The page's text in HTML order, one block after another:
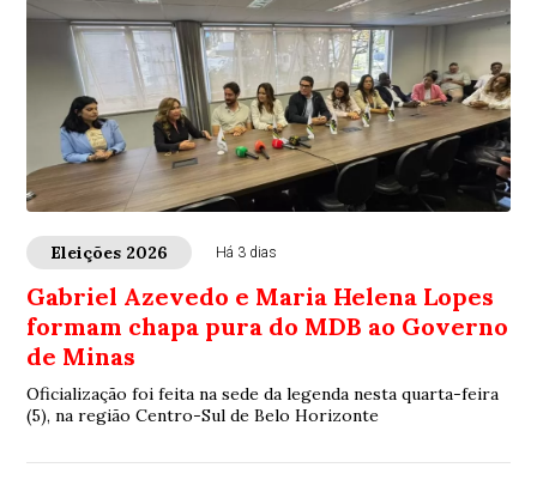
Eleições 2026 Há 3 dias
Gabriel Azevedo e Maria Helena Lopes
formam chapa pura do MDB ao Governo
de Minas
Oficialização foi feita na sede da legenda nesta quarta-feira
(5), na região Centro-Sul de Belo Horizonte